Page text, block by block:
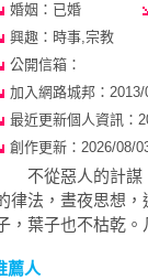
婚姻：已婚
興趣：時事,宗教
公開信箱：
加入網路城邦：
最近更新個人資訊：
創作更新：2026/08/
不從惡人的計謀
律法，晝夜思想
，葉子也不枯
薦人